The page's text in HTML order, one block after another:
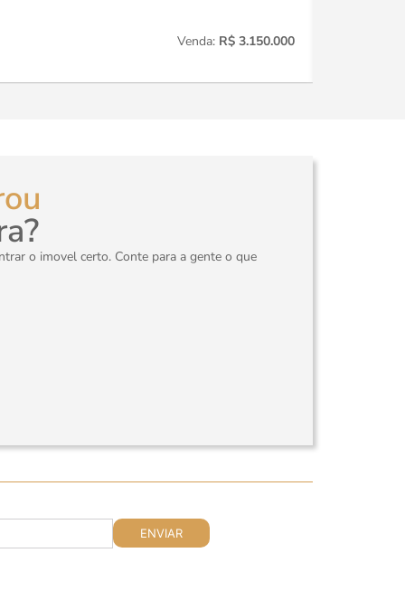
Venda: R$ 3.150.000
o imovel certo. Conte para a gente o que